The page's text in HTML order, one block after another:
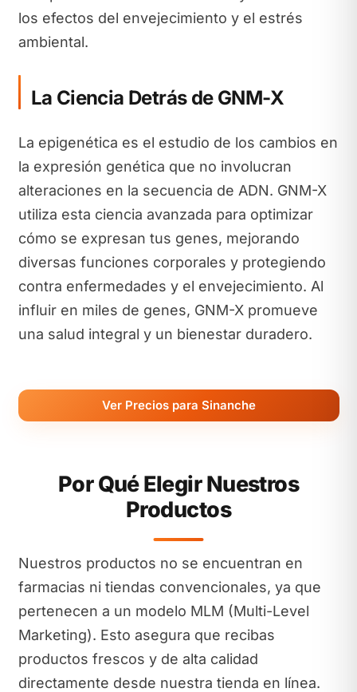
los efectos del envejecimiento y el estrés
ambiental.
La Ciencia Detrás de GNM-X
La epigenética es el estudio de los cambios en
la expresión genética que no involucran
alteraciones en la secuencia de ADN. GNM-X
utiliza esta ciencia avanzada para optimizar
cómo se expresan tus genes, mejorando
diversas funciones corporales y protegiendo
contra enfermedades y el envejecimiento. Al
influir en miles de genes, GNM-X promueve
una salud integral y un bienestar duradero.
Ver Precios para Sinanche
Por Qué Elegir Nuestros
Productos
Nuestros productos no se encuentran en
farmacias ni tiendas convencionales, ya que
pertenecen a un modelo MLM (Multi-Level
Marketing). Esto asegura que recibas
productos frescos y de alta calidad
directamente desde nuestra tienda en línea.